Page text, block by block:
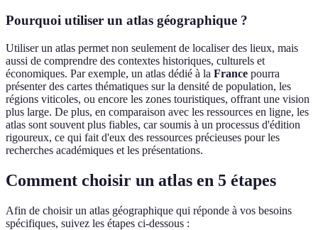
Pourquoi utiliser un atlas géographique ?
Utiliser un atlas permet non seulement de localiser des lieux, mais
aussi de comprendre des contextes historiques, culturels et
économiques. Par exemple, un atlas dédié à la France pourra
présenter des cartes thématiques sur la densité de population, les
régions viticoles, ou encore les zones touristiques, offrant une vision
plus large. De plus, en comparaison avec les ressources en ligne, les
atlas sont souvent plus fiables, car soumis à un processus d'édition
rigoureux, ce qui fait d'eux des ressources précieuses pour les
recherches académiques et les présentations.
Comment choisir un atlas en 5 étapes
Afin de choisir un atlas géographique qui réponde à vos besoins
spécifiques, suivez les étapes ci-dessous :